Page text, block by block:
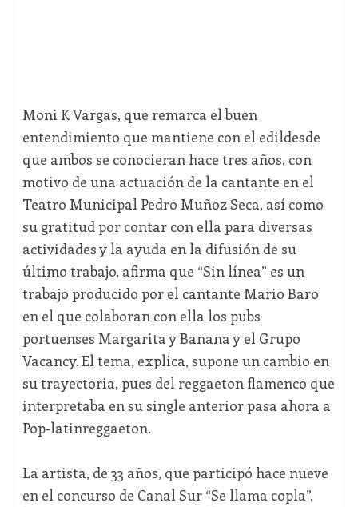
Moni K Vargas, que remarca el buen
entendimiento que mantiene con el edildesde
que ambos se conocieran hace tres años, con
motivo de una actuación de la cantante en el
Teatro Municipal Pedro Muñoz Seca, así como
su gratitud por contar con ella para diversas
actividades y la ayuda en la difusión de su
último trabajo, afirma que “Sin línea” es un
trabajo producido por el cantante Mario Baro
en el que colaboran con ella los pubs
portuenses Margarita y Banana y el Grupo
Vacancy. El tema, explica, supone un cambio en
su trayectoria, pues del reggaeton flamenco que
interpretaba en su single anterior pasa ahora a
Pop-latinreggaeton.
La artista, de 33 años, que participó hace nueve
en el concurso de Canal Sur “Se llama copla”,